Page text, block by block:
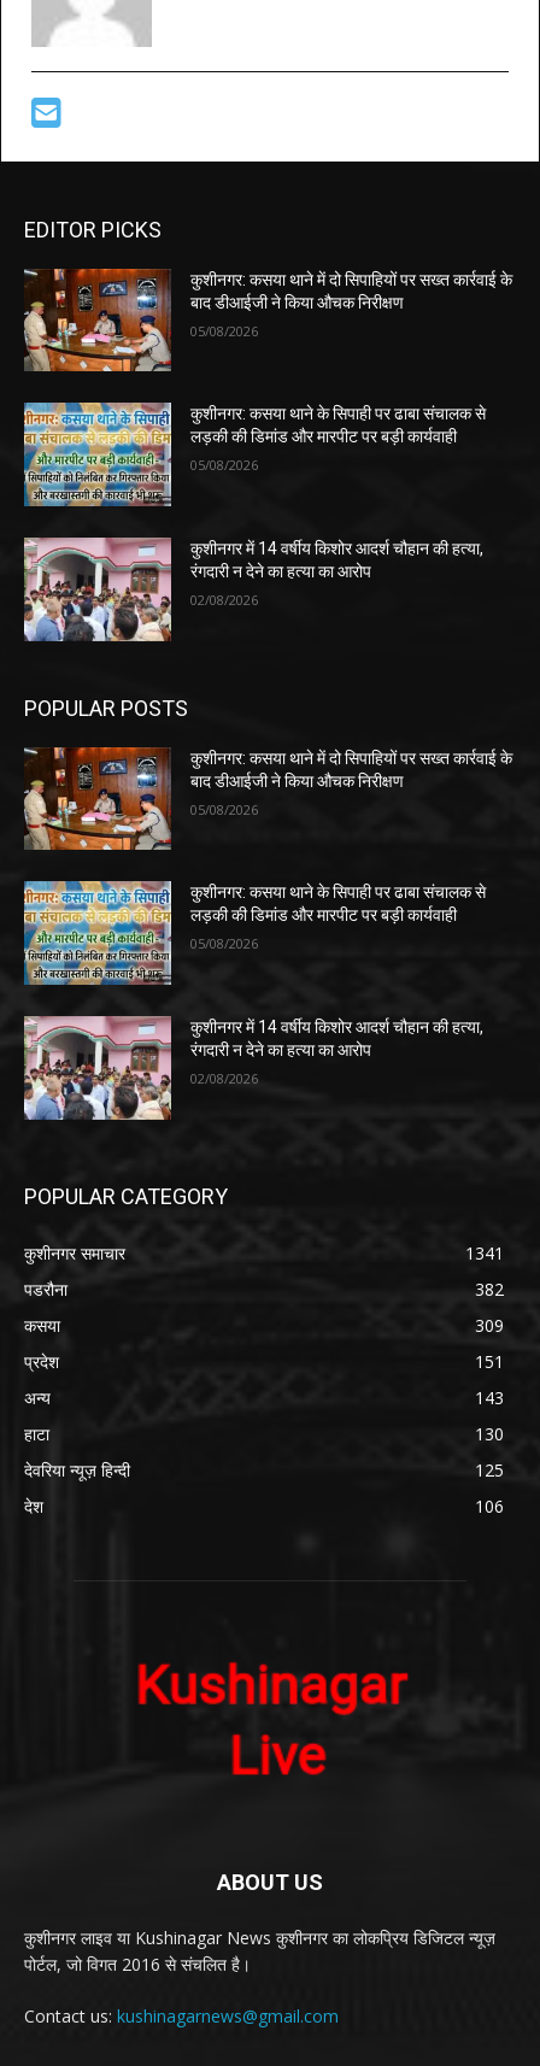
EDITOR PICKS
कुशीनगर: कसया थाने में दो सिपाहियों पर सख्त कार्रवाई के
बाद डीआईजी ने किया औचक निरीक्षण
05/08/2026
कुशीनगर: कसया थाने के सिपाही पर ढाबा संचालक से
लड़की की डिमांड और मारपीट पर बड़ी कार्यवाही
05/08/2026
कुशीनगर में 14 वर्षीय किशोर आदर्श चौहान की हत्या,
रंगदारी न देने का हत्या का आरोप
02/08/2026
POPULAR POSTS
कुशीनगर: कसया थाने में दो सिपाहियों पर सख्त कार्रवाई के
बाद डीआईजी ने किया औचक निरीक्षण
05/08/2026
कुशीनगर: कसया थाने के सिपाही पर ढाबा संचालक से
लड़की की डिमांड और मारपीट पर बड़ी कार्यवाही
05/08/2026
कुशीनगर में 14 वर्षीय किशोर आदर्श चौहान की हत्या,
रंगदारी न देने का हत्या का आरोप
02/08/2026
POPULAR CATEGORY
कुशीनगर समाचार
1341
पडरौना
382
कसया
309
प्रदेश
151
अन्य
143
हाटा
130
देवरिया न्यूज़ हिन्दी
125
देश
106
ABOUT US
कुशीनगर लाइव या Kushinagar News कुशीनगर का लोकप्रिय डिजिटल न्यूज़
पोर्टल, जो विगत 2016 से संचलित है।
Contact us: kushinagarnews@gmail.com